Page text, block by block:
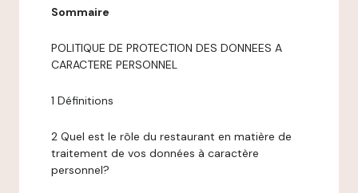
Sommaire
POLITIQUE DE PROTECTION DES DONNEES A
CARACTERE PERSONNEL
1 Définitions
2 Quel est le rôle du restaurant en matière de
traitement de vos données à caractère
personnel?